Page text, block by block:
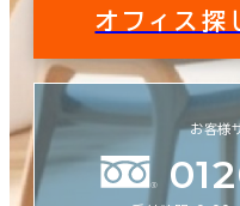
オフィス探
お客様